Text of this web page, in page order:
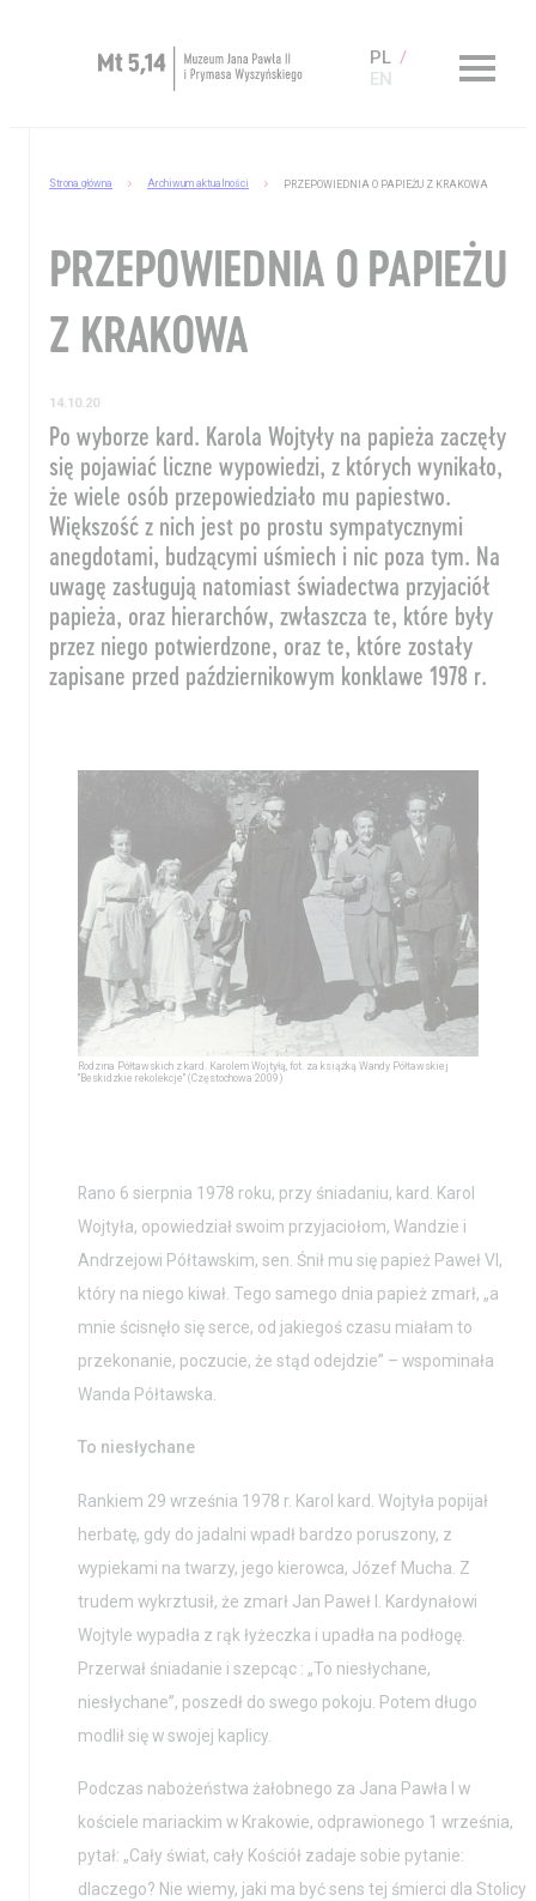
PL
EN
Zaplanuj wizytę
Muzeum dostępne
Kup bilet
Strona główna Archiwum aktualności PRZEPOWIEDNIA O PAPIEŻU Z KRAKOWA
PRZEPOWIEDNIA O PAPIEŻU
Z KRAKOWA
14.10.20
Po wyborze kard. Karola Wojtyły na papieża zaczęły
się pojawiać liczne wypowiedzi, z których wynikało,
że wiele osób przepowiedziało mu papiestwo.
Większość z nich jest po prostu sympatycznymi
anegdotami, budzącymi uśmiech i nic poza tym. Na
uwagę zasługują natomiast świadectwa przyjaciół
papieża, oraz hierarchów, zwłaszcza te, które były
przez niego potwierdzone, oraz te, które zostały
zapisane przed październikowym konklawe 1978 r.
Rodzina Półtawskich z kard. Karolem Wojtyłą, fot. za książką Wandy Półtawskiej
"Beskidzkie rekolekcje" (Częstochowa 2009)
Rano 6 sierpnia 1978 roku, przy śniadaniu, kard. Karol
Wojtyła, opowiedział swoim przyjaciołom, Wandzie i
Andrzejowi Półtawskim, sen. Śnił mu się papież Paweł VI,
który na niego kiwał. Tego samego dnia papież zmarł, „a
mnie ścisnęło się serce, od jakiegoś czasu miałam to
przekonanie, poczucie, że stąd odejdzie” – wspominała
Wanda Półtawska.
To niesłychane
Rankiem 29 września 1978 r. Karol kard. Wojtyła popijał
herbatę, gdy do jadalni wpadł bardzo poruszony, z
wypiekami na twarzy, jego kierowca, Józef Mucha. Z
trudem wykrztusił, że zmarł Jan Paweł I. Kardynałowi
Wojtyle wypadła z rąk łyżeczka i upadła na podłogę.
Przerwał śniadanie i szepcąc : „To niesłychane,
niesłychane”, poszedł do swego pokoju. Potem długo
modlił się w swojej kaplicy.
Podczas nabożeństwa żałobnego za Jana Pawła I w
kościele mariackim w Krakowie, odprawionego 1 września,
pytał: „Cały świat, cały Kościół zadaje sobie pytanie:
dlaczego? Nie wiemy, jaki ma być sens tej śmierci dla Stolicy